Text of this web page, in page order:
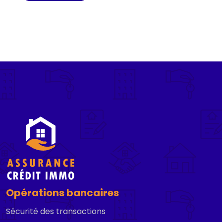
Opérations bancaires
Sécurité des transactions